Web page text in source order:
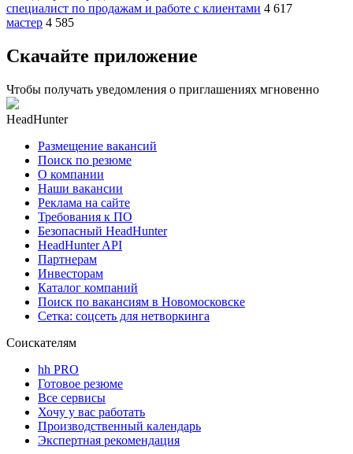
специалист по продажам и работе с клиентами 4 617
мастер 4 585
Скачайте приложение
Чтобы получать уведомления о приглашениях мгновенно
HeadHunter
Размещение вакансий
Поиск по резюме
О компании
Наши вакансии
Реклама на сайте
Требования к ПО
Безопасный HeadHunter
HeadHunter API
Партнерам
Инвесторам
Каталог компаний
Поиск по вакансиям в Новомосковске
Сетка: соцсеть для нетворкинга
Соискателям
hh PRO
Готовое резюме
Все сервисы
Хочу у вас работать
Производственный календарь
Экспертная рекомендация